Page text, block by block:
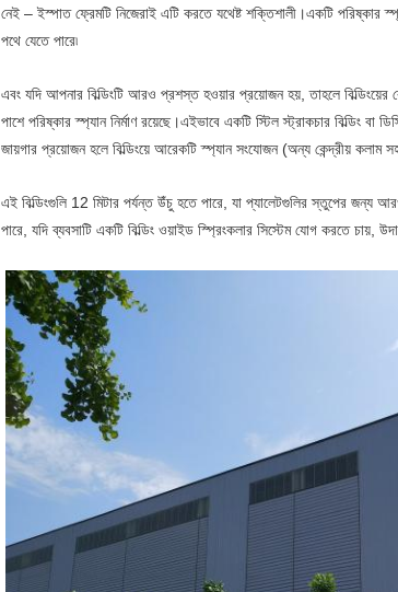
নেই – ইস্পাত ফ্রেমটি নিজেরাই এটি করতে যথেষ্ট শক্তিশালী।একটি পরিষ্কার
পথে যেতে পারে৷
এবং যদি আপনার বিল্ডিংটি আরও প্রশস্ত হওয়ার প্রয়োজন হয়, তাহলে বিল্ডিংয়ের
পাশে পরিষ্কার স্প্যান নির্মাণ রয়েছে।এইভাবে একটি স্টিল স্ট্রাকচার বিল্ডিং
জায়গার প্রয়োজন হলে বিল্ডিংয়ে আরেকটি স্প্যান সংযোজন (অন্য কেন্দ্রীয়
এই বিল্ডিংগুলি 12 মিটার পর্যন্ত উঁচু হতে পারে, যা প্যালেটগুলির স্তুপের জন্য
পারে, যদি ব্যবসাটি একটি বিল্ডিং ওয়াইড স্প্রিংকলার সিস্টেম যোগ করতে চায়,